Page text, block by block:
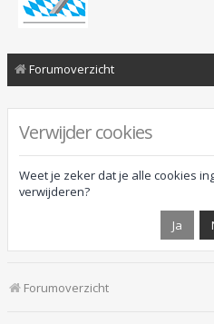
Forumoverzicht
Verwijder cookies
Weet je zeker dat je alle cookies
verwijderen?
Forumoverzicht